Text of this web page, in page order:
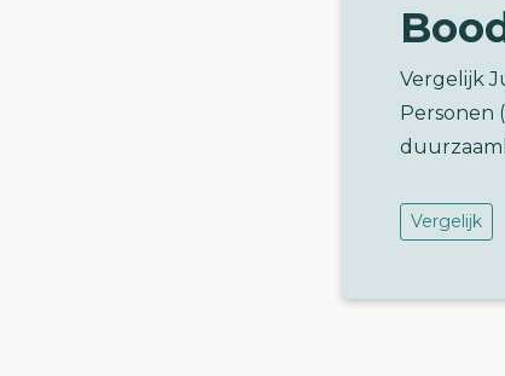
Vergelijk
Personen
Vergelijk